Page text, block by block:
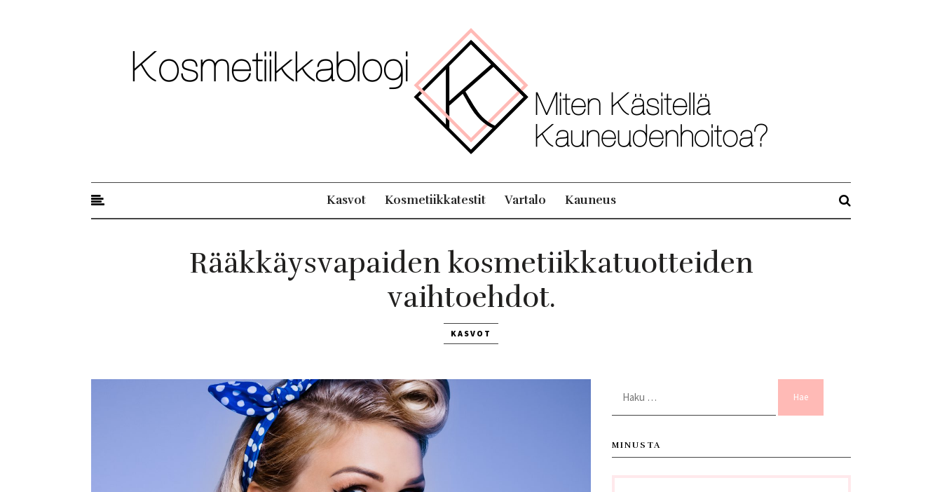
Kasvot Kosmetiikkatestit Vartalo Kauneus
Rääkkäysvapaiden kosmetiikkatuotteiden
vaihtoehdot.
KASVOT
MINUSTA